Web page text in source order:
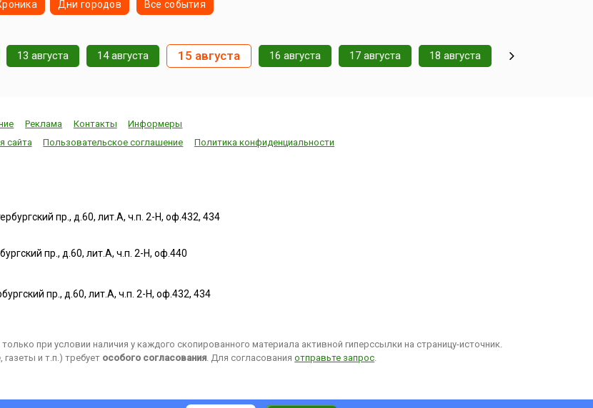
Дни городов Все события
13 августа 14 августа 15 августа 16 августа 17 августа 18 августа
Реклама Контакты
Информеры
сайта
Пользовательское соглашение Политика конфиденциальности
пр., д.60, лит.А, ч.п. 2-Н, оф.432, 434
пр., д.60, лит.А, ч.п. 2-Н, оф.440
пр., д.60, лит.А, ч.п. 2-Н, оф.432, 434
при условии наличия у каждого скопированного материала активной гиперссылки на страницу-источник.
и т.п.) требует особого согласования. Для согласованияотправьте запрос.